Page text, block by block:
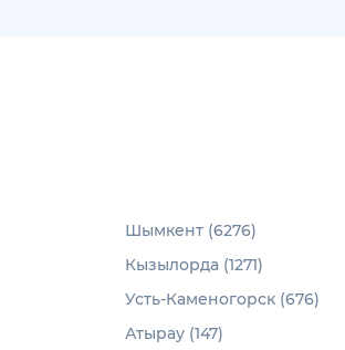
Шымкент (6276)
Кызылорда (1271)
Усть-Каменогорск (676)
Атырау (147)